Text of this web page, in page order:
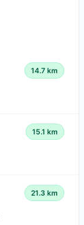
14.7 km
15.1 km
21.3 km